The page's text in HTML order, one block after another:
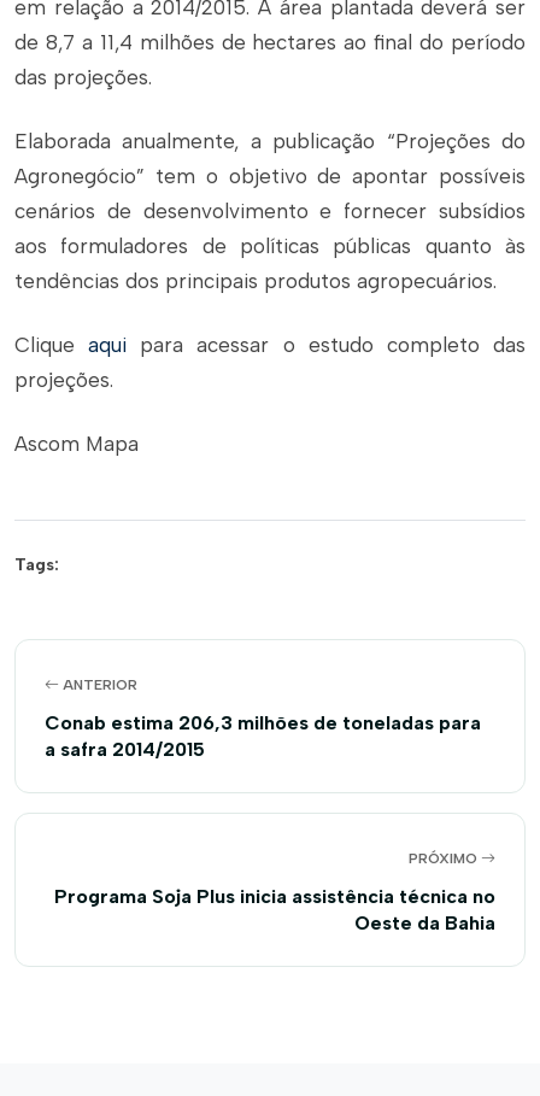
em relação a 2014/2015. A área plantada deverá ser
de 8,7 a 11,4 milhões de hectares ao final do período
das projeções.
Elaborada anualmente, a publicação “Projeções do
Agronegócio” tem o objetivo de apontar possíveis
cenários de desenvolvimento e fornecer subsídios
aos formuladores de políticas públicas quanto às
tendências dos principais produtos agropecuários.
Clique aqui para acessar o estudo completo das
projeções.
Ascom Mapa
Tags:
ANTERIOR
Conab estima 206,3 milhões de toneladas para
a safra 2014/2015
PRÓXIMO
Programa Soja Plus inicia assistência técnica no
Oeste da Bahia